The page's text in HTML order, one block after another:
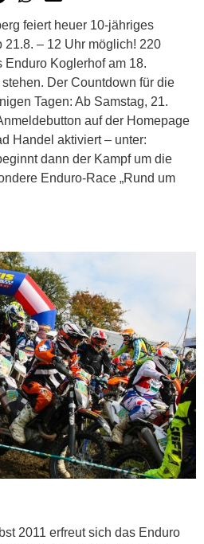
feiert heuer 10-jähriges
– 12 Uhr möglich! 220
Enduro Koglerhof am 18.
Der Countdown für die
Tagen: Ab Samstag, 21.
auf der Homepage
Handel aktiviert – unter:
dann der Kampf um die
Enduro-Race „Rund um
2011 erfreut sich das Enduro